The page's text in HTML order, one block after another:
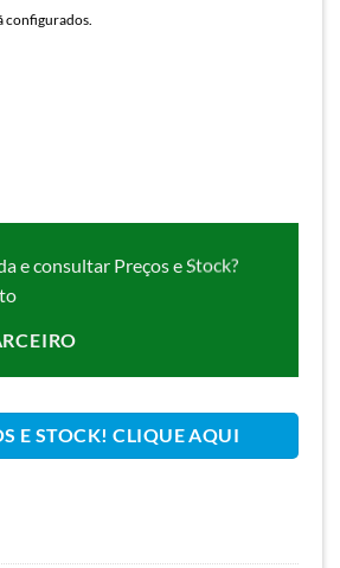
configurados.
e consultar Preços e Stock?
E STOCK! CLIQUE AQUI